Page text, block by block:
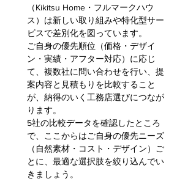
（Kikitsu Home・フルマークハウ
ス）は新しい取り組みや特化型サー
ビスで差別化を図っています。
ご自身の優先順位（価格・デザイ
ン・実績・アフター対応）に応じ
て、複数社に問い合わせを行い、提
案内容と見積もりを比較すること
が、納得のいく工務店選びにつなが
ります。
5社の比較データを確認したところ
で、ここからはご自身の優先ニーズ
（自然素材・コスト・デザイン）ご
とに、最適な選択肢を絞り込んでい
きましょう。